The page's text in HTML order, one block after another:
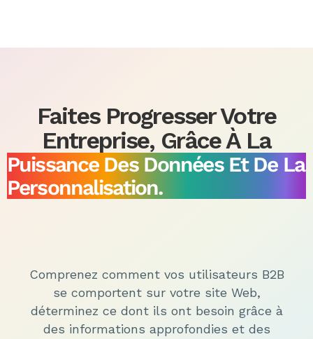
Faites Progresser Votre
Entreprise, Grâce À La
Puissance Des Données Et De La
Personnalisation.
Comprenez comment vos utilisateurs B2B
se comportent sur votre site Web,
déterminez ce dont ils ont besoin grâce à
des informations approfondies et des